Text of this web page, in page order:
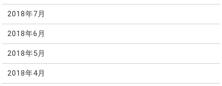
2018年7月
2018年6月
2018年5月
2018年4月